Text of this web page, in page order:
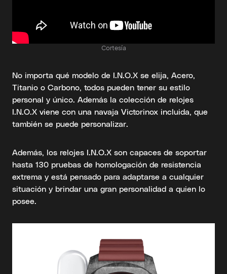
Cortesía
No importa qué modelo de I.N.O.X se elija, Acero,
Titanio o Carbono, todos pueden tener su estilo
personal y único. Además la colección de relojes
I.N.O.X viene con una navaja Victorinox incluida, que
también se puede personalizar.
Además, los relojes I.N.O.X son capaces de soportar
hasta 130 pruebas de homologación de resistencia
extrema y está pensado para adaptarse a cualquier
situación y brindar una gran personalidad a quien lo
posee.